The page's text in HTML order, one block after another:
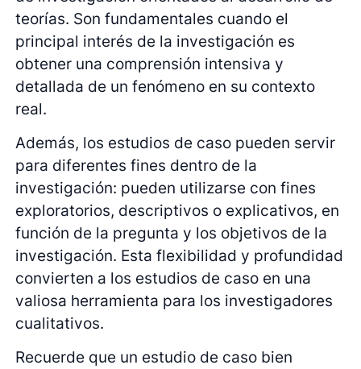
teorías. Son fundamentales cuando el
principal interés de la investigación es
obtener una comprensión intensiva y
detallada de un fenómeno en su contexto
real.
Además, los estudios de caso pueden servir
para diferentes fines dentro de la
investigación: pueden utilizarse con fines
exploratorios, descriptivos o explicativos, en
función de la pregunta y los objetivos de la
investigación. Esta flexibilidad y profundidad
convierten a los estudios de caso en una
valiosa herramienta para los investigadores
cualitativos.
Recuerde que un estudio de caso bien